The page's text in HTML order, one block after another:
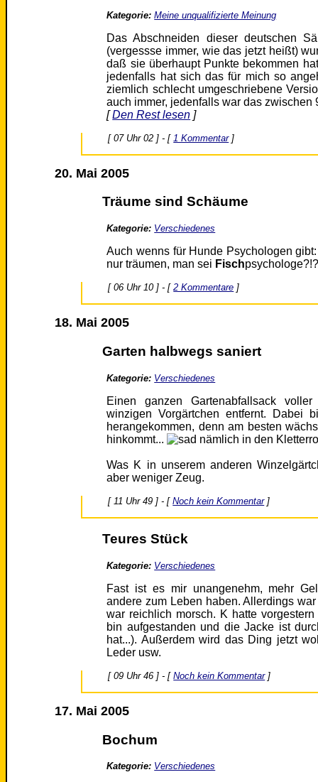
Kategorie: Meine unqualifizierte Meinung
Das Abschneiden dieser deutschen
(vergessse immer, wie das jetzt heißt)
daß sie überhaupt Punkte bekommen
jedenfalls hat sich das für mich so
ziemlich schlecht umgeschriebene
auch immer, jedenfalls war das zwischen
[Den Rest lesen ]
[ 07 Uhr 02 ] - [ 1 Kommentar]
20. Mai 2005
Träume sind Schäume
Kategorie: Verschiedenes
Auch wenns für Hunde Psychologen
nur träumen, man sei Fisch
[ 06 Uhr 10 ] - [2 Kommentare ]
18. Mai 2005
Garten halbwegs saniert
Kategorie: Verschiedenes
Einen ganzen Gartenabfallsack
winzigen Vorgärtchen entfernt.
herangekommen, denn am besten
hinkommt...
nämlich in den
Was K in unserem anderen
aber weniger Zeug.
[ 11 Uhr 49 ] - [Noch kein Kommentar]
Teures Stück
Kategorie: Verschiedenes
Fast ist es mir unangenehm, mehr
andere zum Leben haben. Allerdings
war reichlich morsch. K hatte
bin aufgestanden und die Jacke ist
hat...). Außerdem wird das Ding jetzt
Leder usw.
[ 09 Uhr 46 ] - [Noch kein Kommentar]
17. Mai 2005
Bochum
Kategorie: Verschiedenes